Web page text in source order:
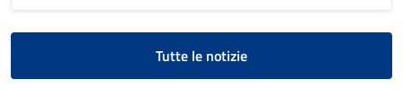
Tutte le notizie